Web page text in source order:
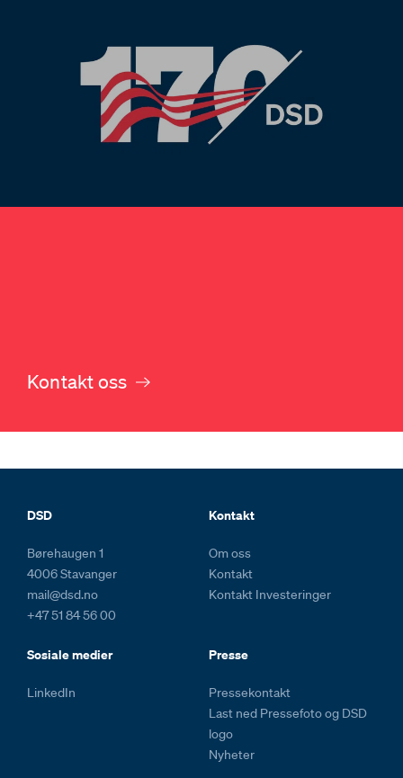
Kontakt oss
Footer og kolofon
DSD
Børehaugen 1
4006 Stavanger
mail@dsd.no
+47 51 84 56 00
Kontakt
Om oss
Kontakt
Kontakt Investeringer
Sosiale medier
LinkedIn
Presse
Pressekontakt
Last ned Pressefoto og DSD
logo
Nyheter